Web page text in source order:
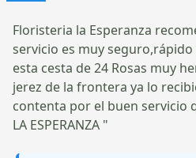
Floristeria la Esperanza
servicio es muy
esta cesta de 24 Rosas muy
jerez de la frontera ya lo
contenta por el buen servicio
LA ESPERANZA "